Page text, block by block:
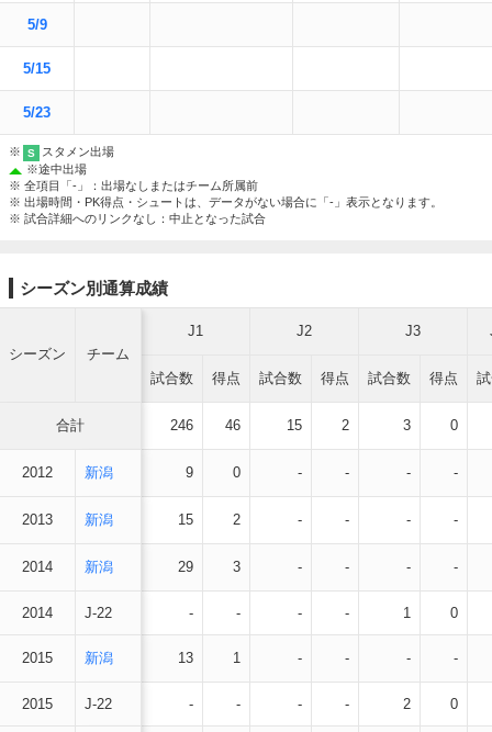
5/9
5/15
5/23
※ S
スタメン出場
※途中出場
※ 全項目「-」：出場なしまたはチーム所属前
※ 出場時間・PK得点・シュートは、データがない場合に「-」表示となります。
※ 試合詳細へのリンクなし：中止となった試合
シーズン別通算成績
シーズン チーム
J1 J2 J3
試合数 得点 試合数 得点 試合数 得点
合計 246 46 15 2 3 0
2012 新潟 9 0 - - - -
2013 新潟 15 2 - - - -
2014 新潟 29 3 - - - -
2014 J-22 - - - - 1 0
2015 新潟 13 1 - - - -
2015 J-22 - - - - 2 0